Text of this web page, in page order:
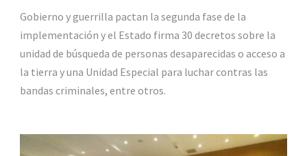
Gobierno y guerrilla pactan la segunda fase de la
implementación y el Estado firma 30 decretos sobre la
unidad de búsqueda de personas desaparecidas o acceso a
la tierra y una Unidad Especial para luchar contras las
bandas criminales, entre otros.